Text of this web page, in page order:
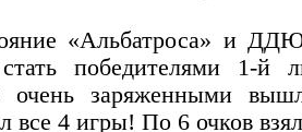
«Альбатроса» и
победителями 1-й
очень заряженными
все 4 игры! По 6 очков